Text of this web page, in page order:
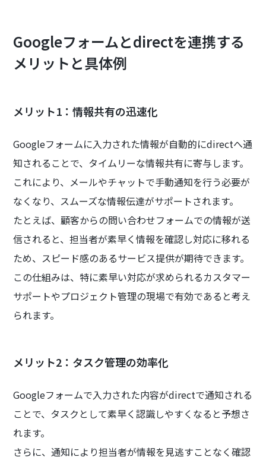
Googleフォームとdirectを連携する
メリットと具体例
メリット1：情報共有の迅速化
Googleフォームに入力された情報が自動的にdirectへ通
知されることで、タイムリーな情報共有に寄与します。
これにより、メールやチャットで手動通知を行う必要が
なくなり、スムーズな情報伝達がサポートされます。
たとえば、顧客からの問い合わせフォームでの情報が送
信されると、担当者が素早く情報を確認し対応に移れる
ため、スピード感のあるサービス提供が期待できます。
この仕組みは、特に素早い対応が求められるカスタマー
サポートやプロジェクト管理の現場で有効であると考え
られます。
メリット2：タスク管理の効率化
Googleフォームで入力された内容がdirectで通知される
ことで、タスクとして素早く認識しやすくなると予想さ
れます。
さらに、通知により担当者が情報を見逃すことなく確認